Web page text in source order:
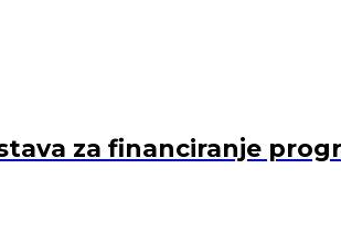
za financiranje